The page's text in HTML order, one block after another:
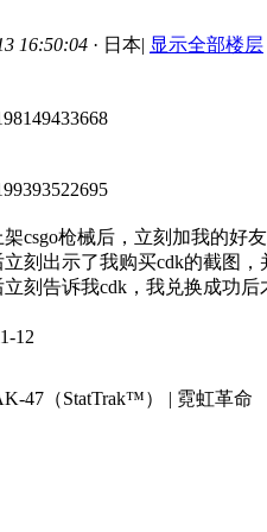
16:50:04 · 日本| 显示全部楼层
csgo枪械后，立刻加我的好
刻出示了我购买cdk的截图，
立刻告诉我cdk，我兑换成功
12
47（StatTrak™） | 霓虹革命